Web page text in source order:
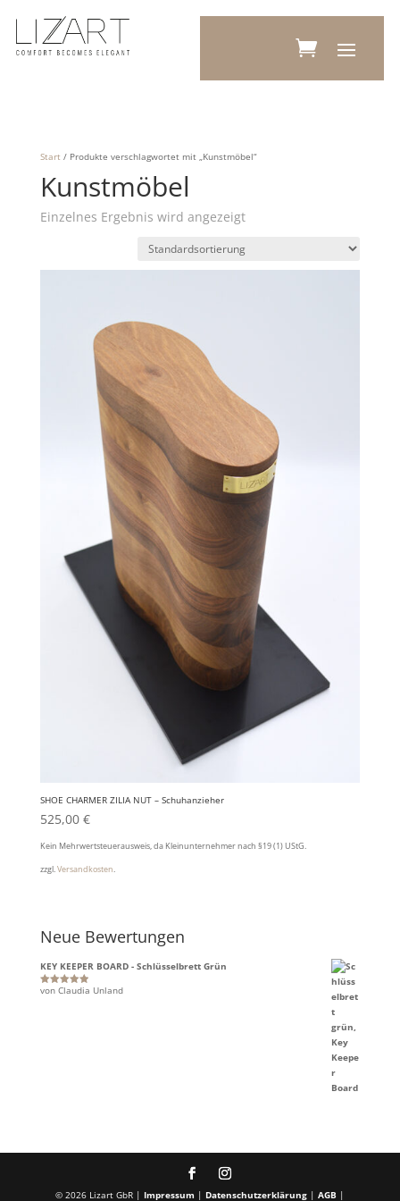
Start/ Produkte verschlagwortet mit „Kunstmöbel“
Kunstmöbel
Einzelnes Ergebnis wird angezeigt
SHOE CHARMER ZILIA NUT – Schuhanzieher
525,00 €
Kein Mehrwertsteuerausweis, da Kleinunternehmer nach §19 (1) UStG.
zzgl.Versandkosten.
Neue Bewertungen
KEY KEEPER BOARD - Schlüsselbrett Grün
Bewertet mit
von Claudia Unland
© 2026 Lizart GbR | Impressum | Datenschutzerklärung| AGB |